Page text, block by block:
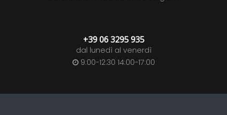
+39 06 3295 935
dal lunedì al venerdì
9:00-12:30 14:00-17:00